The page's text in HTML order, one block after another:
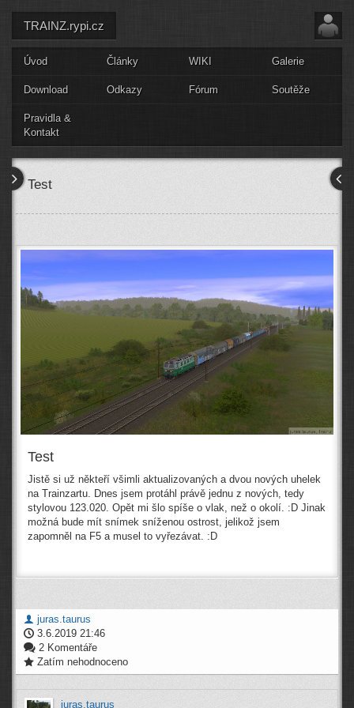
TRAINZ.rypi.cz
Úvod Články WIKI Galerie
Download Odkazy Fórum Soutěže
Pravidla &
Kontakt
Test
Test
Jistě si už někteří všimli aktualizovaných a dvou nových uhelek
na Trainzartu. Dnes jsem protáhl právě jednu z nových, tedy
stylovou 123.020. Opět mi šlo spíše o vlak, než o okolí. :D Jinak
možná bude mít snímek sníženou ostrost, jelikož jsem
zapomněl na F5 a musel to vyřezávat. :D
juras.taurus
3.6.2019 21:46
2 Komentáře
Zatím nehodnoceno
juras.taurus